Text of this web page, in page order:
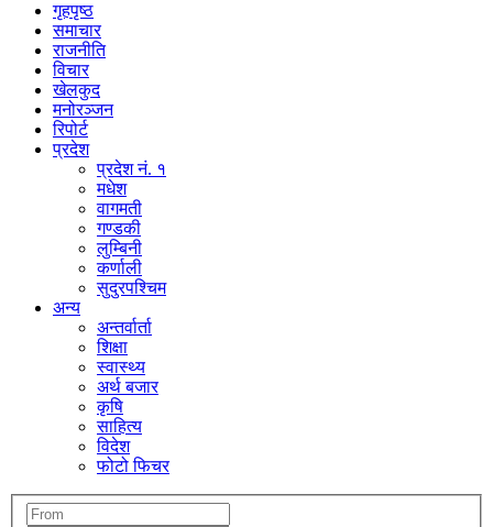
गृहपृष्ठ
समाचार
राजनीति
विचार
खेलकुद
मनोरञ्जन
रिपोर्ट
प्रदेश
प्रदेश नं. १
मधेश
वागमती
गण्डकी
लुम्बिनी
कर्णाली
सुदुरपश्चिम
अन्य
अन्तर्वार्ता
शिक्षा
स्वास्थ्य
अर्थ बजार
कृषि
साहित्य
विदेश
फोटो फिचर